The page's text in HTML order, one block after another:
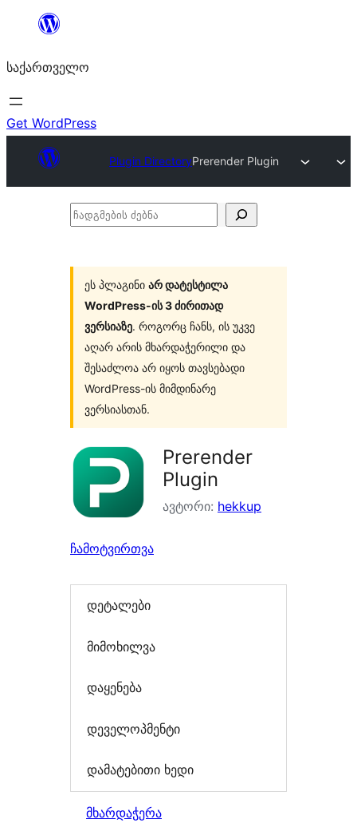
შიგთავსზე
საქართველო
Get WordPress
Plugin DirectoryPrerender Plugin
ჩადგმების
ეს პლაგინი არ დატესტილა
WordPress-ის 3 ძირითად
ვერსიაზე. როგორც ჩანს, ის უკვე
აღარ არის მხარდაჭერილი და
შესაძლოა არ იყოს თავსებადი
WordPress-ის მიმდინარე
ვერსიასთან.
Prerender
Plugin
ავტორი: hekkup
ჩამოტვირთვა
დეტალები
მიმოხილვა
დაყენება
დეველოპმენტი
დამატებითი ხედი
მხარდაჭერა